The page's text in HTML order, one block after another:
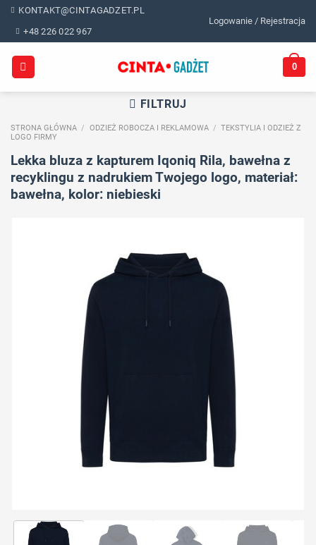
Skip
content
KONTAKT@CINTAGADZET.PL
+48 226 022 967
Logowanie / Rejestracja
0
FILTRUJ
STRONA GŁÓWNA / ODZIEŻ ROBOCZA I REKLAMOWA / TEKSTYLIA I ODZIEŻ Z
LOGO FIRMY
Lekka bluza z kapturem Iqoniq Rila, bawełna z
recyklingu z nadrukiem Twojego logo, materiał:
bawełna, kolor: niebieski